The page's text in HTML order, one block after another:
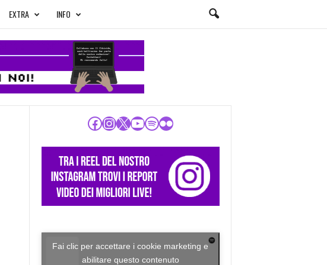
EXTRA INFO
Facebook InstagramX YouTube Spotify Flickr
Fai clic per accettare i cookie marketing e
abilitare questo contenuto